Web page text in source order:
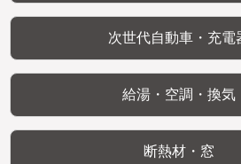
次世代自動車・充電
給湯・空調・換気
断熱材・窓